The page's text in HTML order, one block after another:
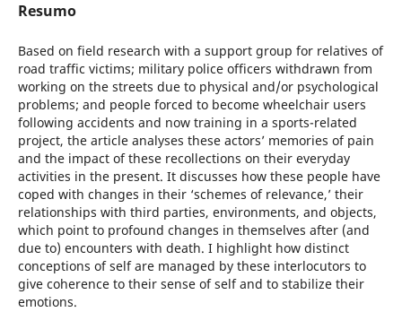
Resumo
Based on field research with a support group for relatives of
road traffic victims; military police officers withdrawn from
working on the streets due to physical and/or psychological
problems; and people forced to become wheelchair users
following accidents and now training in a sports-related
project, the article analyses these actors’ memories of pain
and the impact of these recollections on their everyday
activities in the present. It discusses how these people have
coped with changes in their ‘schemes of relevance,’ their
relationships with third parties, environments, and objects,
which point to profound changes in themselves after (and
due to) encounters with death. I highlight how distinct
conceptions of self are managed by these interlocutors to
give coherence to their sense of self and to stabilize their
emotions.